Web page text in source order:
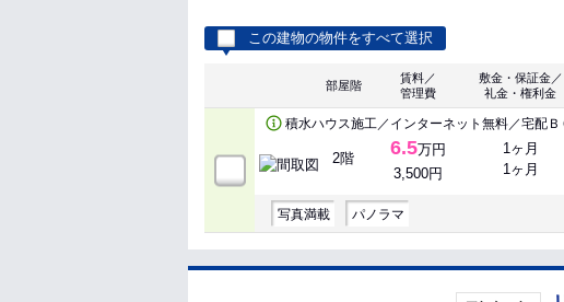
この建物の物件をすべて選択
部屋階
賃料／
管理費
敷金・保証金／
礼金・権利金
積水ハウス施工／インターネット無料／宅配Ｂ
2階 6.5万円
3,500円
1ヶ月
1ヶ月
写真満載 パノラマ